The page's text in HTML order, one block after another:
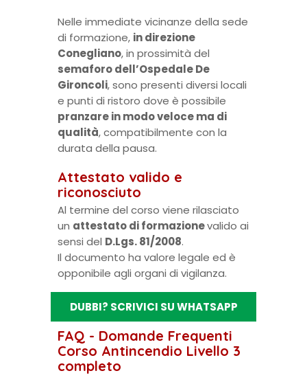
Nelle immediate vicinanze della sede
di formazione, in direzione
Conegliano, in prossimità del
semaforo dell’Ospedale De
Gironcoli, sono presenti diversi locali
e punti di ristoro dove è possibile
pranzare in modo veloce ma di
qualità, compatibilmente con la
durata della pausa.
Attestato valido e
riconosciuto
Al termine del corso viene rilasciato
un attestato di formazionevalido ai
sensi del D.Lgs. 81/2008.
Il documento ha valore legale ed è
opponibile agli organi di vigilanza.
DUBBI? SCRIVICI SU WHATSAPP
FAQ - Domande Frequenti
Corso Antincendio Livello 3
completo